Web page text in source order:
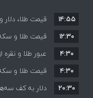
افزایش قیمت
۱۴:۵۵
قیمت ها بر
۱۲:۳۰
عبور طلا و
۴:۳۰
قیمت طلا و سکه
۴:۳۰
دلار به کف
۲۰:۳۰